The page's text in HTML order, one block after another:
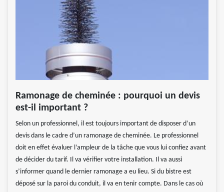
Ramonage de cheminée : pourquoi un devis
est-il important ?
Selon un professionnel, il est toujours important de disposer d’un
devis dans le cadre d’un ramonage de cheminée. Le professionnel
doit en effet évaluer l’ampleur de la tâche que vous lui confiez avant
de décider du tarif. Il va vérifier votre installation. Il va aussi
s’informer quand le dernier ramonage a eu lieu. Si du bistre est
déposé sur la paroi du conduit, il va en tenir compte. Dans le cas où